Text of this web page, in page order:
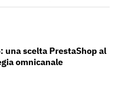
una scelta PrestaShop al
omnicanale